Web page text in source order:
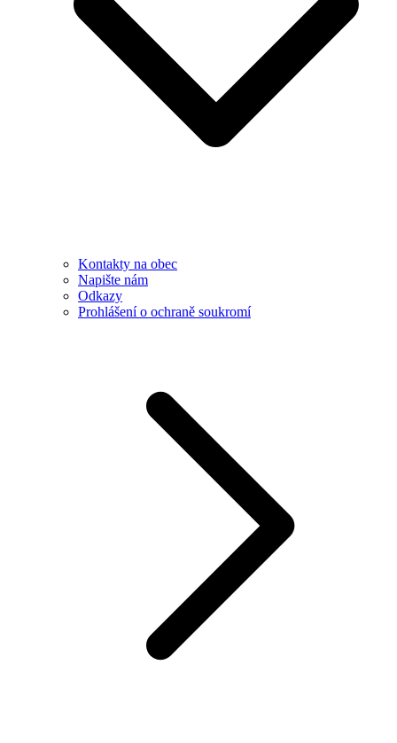
Kontakty na obec
Napište nám
Odkazy
Prohlášení o ochraně soukromí